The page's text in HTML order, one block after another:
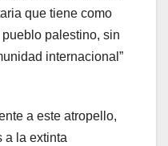
que tiene como
palestino, sin
internacional”
a este atropello,
a la extinta